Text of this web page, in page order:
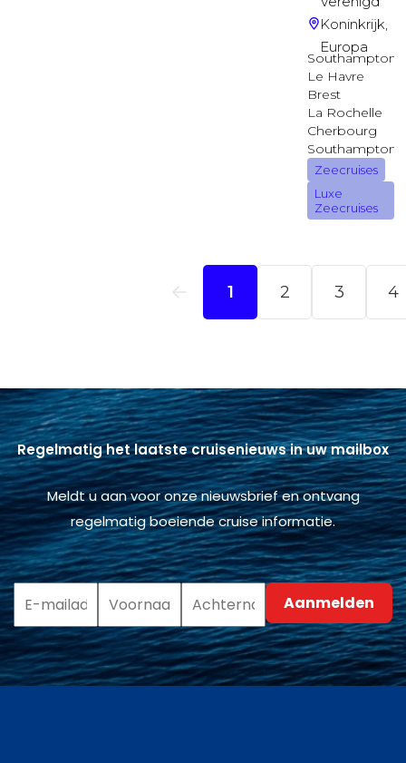
Regelmatig het laatste cruisenieuws in uw mailbox
Meldt u aan voor onze nieuwsbrief en ontvang
regelmatig boeiende cruise informatie.